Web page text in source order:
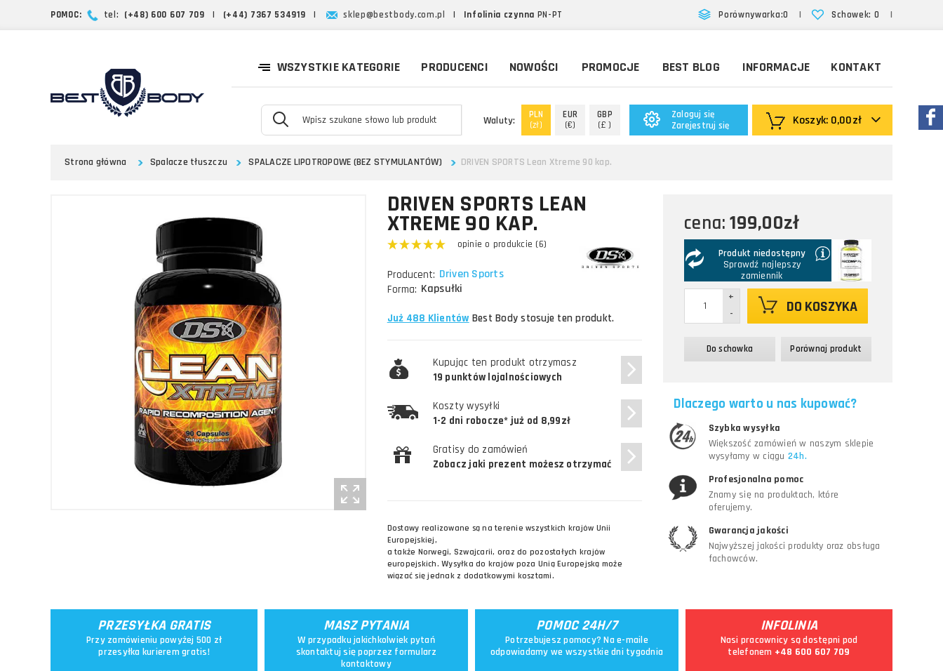
Schowek: 0 |
Porównywarka:0 |
POMOC: tel: (+48) 600 607 709 | (+44) 7367 534919 | sklep@bestbody.com.pl | Infolinia czynna PN-PT
WSZYSTKIE KATEGORIE PRODUCENCI NOWOŚCI PROMOCJE BEST BLOG INFORMACJE KONTAKT
Koszyk: 0,00zł
Zaloguj się
Zarejestruj się
Waluty:
PLN
(zł)
EUR
(€)
GBP
(£ )
Strona główna Spalacze tłuszczu SPALACZE LIPOTROPOWE (BEZ STYMULANTÓW) DRIVEN SPORTS Lean Xtreme 90 kap.
DRIVEN SPORTS LEAN
XTREME 90 KAP.
opinie o produkcie (6)
Producent: Driven Sports
Forma: Kapsułki
Już 488 Klientów Best Body stosuje ten produkt.
Kupując ten produkt otrzymasz
19 punktów lojalnościowych
Koszty wysyłki
1-2 dni robocze* już od 8,99zł
Gratisy do zamówień
Zobacz jaki prezent możesz otrzymać
Dostawy realizowane są na terenie wszystkich krajów Unii
Europejskiej,
a także Norwegi, Szwajcarii, oraz do pozostałych krajów
europejskich. Wysyłka do krajów poza Unią Europejską może
wiązać się jednak z dodatkowymi kosztami.
cena: 199,00zł
Produkt niedostępny
Sprawdź najlepszy
zamiennik
-
+
DO KOSZYKA
Do schowka Porównaj produkt
Dlaczego warto u nas kupować?
Szybka wysyłka
Większość zamówień w naszym sklepie
wysyłamy w ciągu 24h.
Profesjonalna pomoc
Znamy się na produktach, które
oferujemy.
Gwarancja jakości
Najwyższej jakości produkty oraz obsługa
fachowców.
PRZESYŁKA GRATIS
Przy zamówieniu powyżej 500 zł
przesyłka kurierem gratis!
MASZ PYTANIA
W przypadku jakichkolwiek pytań
skontaktuj się poprzez formularz
kontaktowy
POMOC 24H/7
Potrzebujesz pomocy? Na e-maile
odpowiadamy we wszystkie dni tygodnia
INFOLINIA
Nasi pracownicy są dostępni pod
telefonem +48 600 607 709